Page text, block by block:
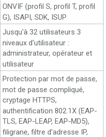
ONVIF (profil S, profil T, profil
G), ISAPI, SDK, ISUP
Jusqu'à 32 utilisateurs 3
niveaux d'utilisateur :
administrateur, opérateur et
utilisateur
Protection par mot de passe,
mot de passe compliqué,
cryptage HTTPS,
authentification 802.1X (EAP-
TLS, EAP-LEAP, EAP-MD5),
filigrane, filtre d'adresse IP,